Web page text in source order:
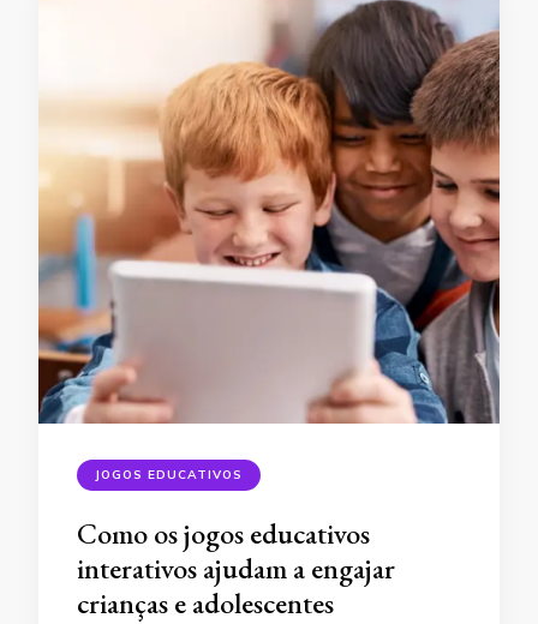
JOGOS EDUCATIVOS
Como os jogos educativos
interativos ajudam a engajar
crianças e adolescentes